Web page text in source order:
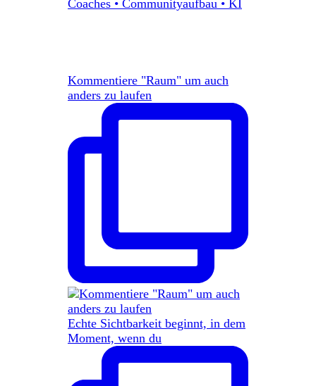
Kommentiere "Raum" um auch
anders zu laufen
Echte Sichtbarkeit beginnt, in dem
Moment, wenn du